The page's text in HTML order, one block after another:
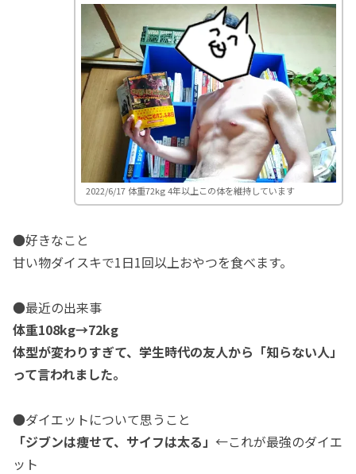
2022/6/17 体重72kg 4年以上この体を維持しています
●好きなこと
甘い物ダイスキで1日1回以上おやつを食べます。
●最近の出来事
体重108kg→72kg
体型が変わりすぎて、学生時代の友人から「知らない人」
って言われました。
●ダイエットについて思うこと
「ジブンは痩せて、サイフは太る」 ←これが最強のダイエ
ット